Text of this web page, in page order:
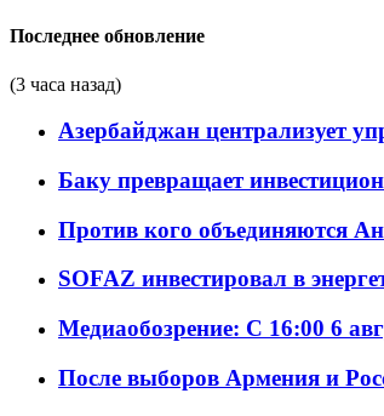
Последнее обновление
(3 часа назад)
Азербайджан централизует
Баку превращает
Против кого объединяются
SOFAZ инвестировал в
Медиаобозрение: С 16:00 6
После выборов Армения и